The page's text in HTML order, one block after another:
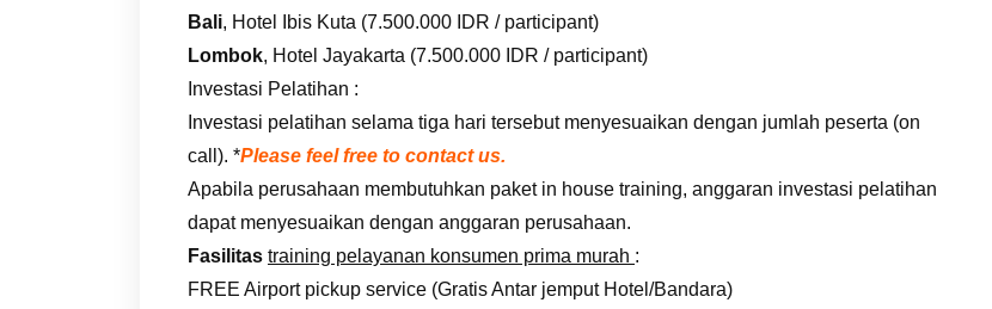
Bali, Hotel Ibis Kuta (7.500.000 IDR / participant)
Lombok, Hotel Jayakarta (7.500.000 IDR / participant)
Investasi Pelatihan :
Investasi pelatihan selama tiga hari tersebut menyesuaikan dengan jumlah peserta (on
call). *Please feel free to contact us.
Apabila perusahaan membutuhkan paket in house training, anggaran investasi pelatihan
dapat menyesuaikan dengan anggaran perusahaan.
Fasilitas training pelayanan konsumen prima murah :
FREE Airport pickup service (Gratis Antar jemput Hotel/Bandara)